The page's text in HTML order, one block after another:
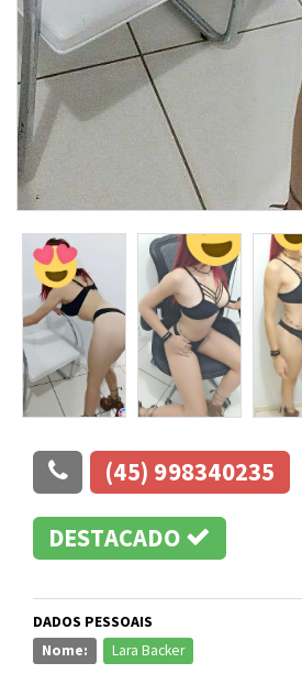
(45) 998340235
DESTACADO
DADOS PESSOAIS
Nome: Lara Backer